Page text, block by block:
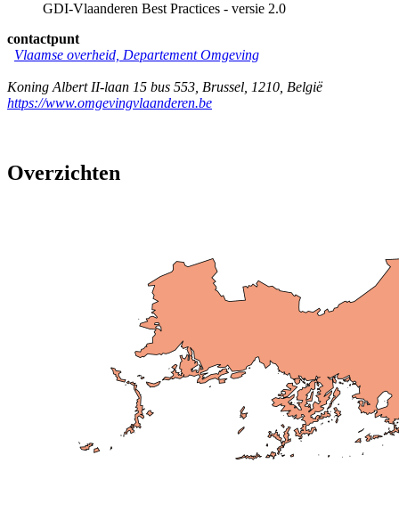
GDI-Vlaanderen Best Practices - versie 2.0
contactpunt
Vlaamse overheid, Departement Omgeving
Koning Albert II-laan 15 bus 553 Brussel 1210 België
https://www.omgevingvlaanderen.be
Overzichten